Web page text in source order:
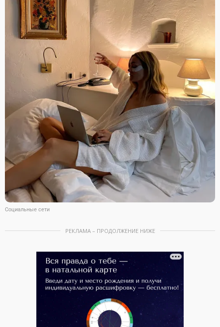
Социальные сети
РЕКЛАМА – ПРОДОЛЖЕНИЕ НИЖЕ